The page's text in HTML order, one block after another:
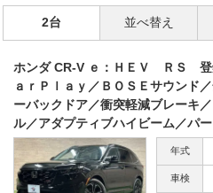
2台 並べ替え
ホンダ CR-V ｅ：ＨＥＶ ＲＳ 登
ａｒＰｌａｙ／ＢＯＳＥサウンド
ーバックドア／衝突軽減ブレーキ
ル／アダプティブハイビーム／パ
年式
車検